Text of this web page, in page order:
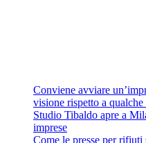
Conviene avviare
visione rispetto a qualche
Studio Tibaldo apre a
imprese
Come le presse per